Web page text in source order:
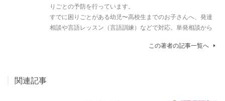
りごとの予防を行っています。
すでに困りごとがある幼児〜高校生までのお子さんへ、発達
相談や言語レッスン（言語訓練）などで対応。単発相談から
この著者の記事一覧へ
関連記事